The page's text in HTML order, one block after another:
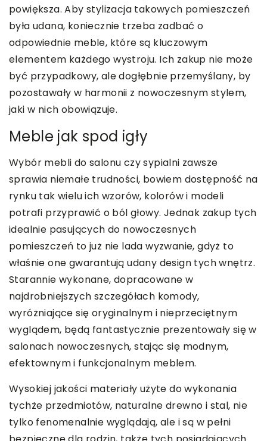
powiększa. Aby stylizacja takowych pomieszczeń
była udana, koniecznie trzeba zadbać o
odpowiednie meble, które są kluczowym
elementem każdego wystroju. Ich zakup nie może
być przypadkowy, ale dogłębnie przemyślany, by
pozostawały w harmonii z nowoczesnym stylem,
jaki w nich obowiązuje.
Meble jak spod igły
Wybór mebli do salonu czy sypialni zawsze
sprawia niemałe trudności, bowiem dostępność na
rynku tak wielu ich wzorów, kolorów i modeli
potrafi przyprawić o ból głowy. Jednak zakup tych
idealnie pasujących do nowoczesnych
pomieszczeń to już nie lada wyzwanie, gdyż to
właśnie one gwarantują udany design tych wnętrz.
Starannie wykonane, dopracowane w
najdrobniejszych szczegółach komody,
wyróżniające się oryginalnym i nieprzeciętnym
wyglądem, będą fantastycznie prezentowały się w
salonach nowoczesnych, stając się modnym,
efektownym i funkcjonalnym meblem.
Wysokiej jakości materiały użyte do wykonania
tychże przedmiotów, naturalne drewno i stal, nie
tylko fenomenalnie wyglądają, ale i są w pełni